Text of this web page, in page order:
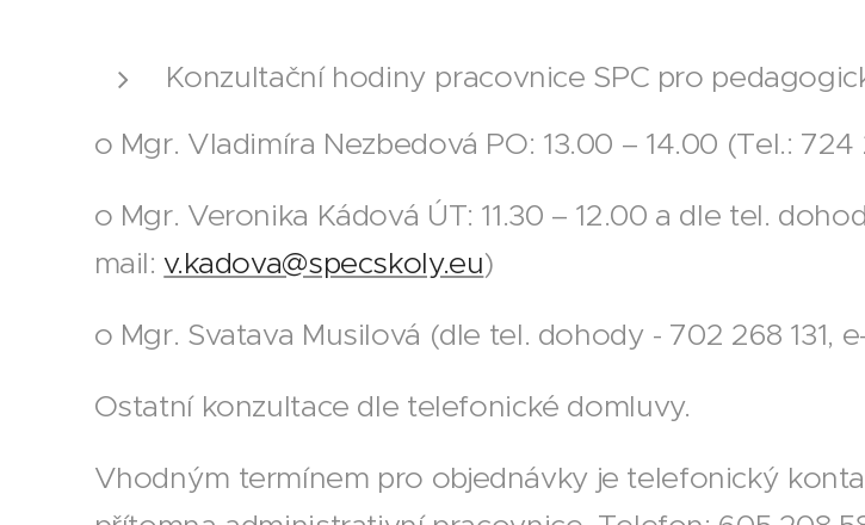
Konzultační hodiny pracovnice SPC pro
o Mgr. Vladimíra Nezbedová PO: 13.00 – 14.00 (Tel.: 724
o Mgr. Veronika Kádová ÚT: 11.30 – 12.00 a dle tel.
mail:v.kadova@specskoly.eu)
o Mgr. Svatava Musilová (dle tel. dohody - 702 268 131,
Ostatní konzultace dle telefonické domluvy.
Vhodným termínem pro objednávky je telefonický